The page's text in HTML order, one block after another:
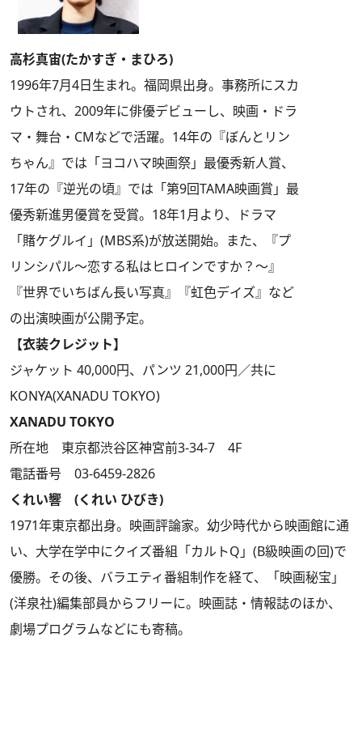
高杉真宙(たかすぎ・まひろ)
1996年7月4日生まれ。福岡県出身。事務所にスカ
ウトされ、2009年に俳優デビューし、映画・ドラ
マ・舞台・CMなどで活躍。14年の『ぼんとリン
ちゃん』では「ヨコハマ映画祭」最優秀新人賞、
17年の『逆光の頃』では「第9回TAMA映画賞」最
優秀新進男優賞を受賞。18年1月より、ドラマ
「賭ケグルイ」(MBS系)が放送開始。また、『プ
リンシパル～恋する私はヒロインですか？～』
『世界でいちばん長い写真』『虹色デイズ』など
の出演映画が公開予定。
【衣装クレジット】
ジャケット 40,000円、パンツ 21,000円／共に
KONYA(XANADU TOKYO)
XANADU TOKYO
所在地 東京都渋谷区神宮前3-34-7 4F
電話番号 03-6459-2826
くれい響 (くれい ひびき)
1971年東京都出身。映画評論家。幼少時代から映画館に通
い、大学在学中にクイズ番組「カルトQ」(B級映画の回)で
優勝。その後、バラエティ番組制作を経て、「映画秘宝」
(洋泉社)編集部員からフリーに。映画誌・情報誌のほか、
劇場プログラムなどにも寄稿。